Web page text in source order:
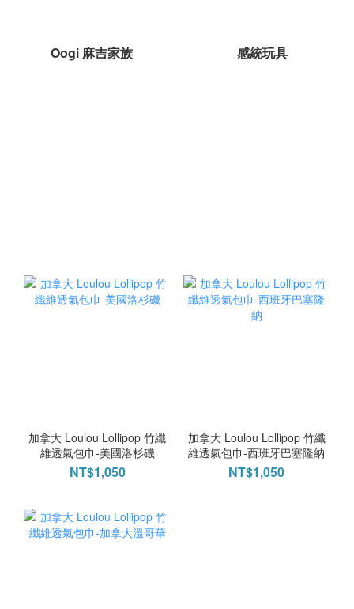
Oogi 麻吉家族 感統玩具
加拿大 Loulou Lollipop 竹纖
維透氣包巾-美國洛杉磯
NT$1,050
加拿大 Loulou Lollipop 竹纖
維透氣包巾-西班牙巴塞隆納
NT$1,050